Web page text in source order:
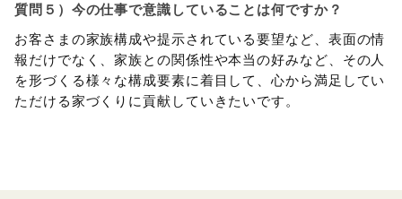
質問５）今の仕事で意識していることは何ですか？
お客さまの家族構成や提示されている要望など、表面の情
報だけでなく、家族との関係性や本当の好みなど、その人
を形づくる様々な構成要素に着目して、心から満足してい
ただける家づくりに貢献していきたいです。